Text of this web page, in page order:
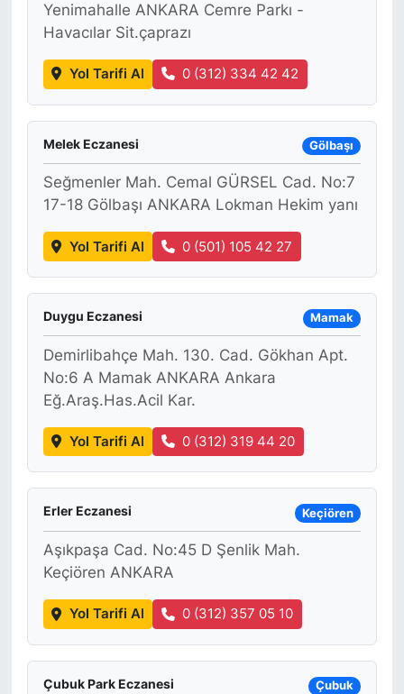
Yenimahalle ANKARA Cemre Parkı -
Havacılar Sit.çaprazı
Yol Tarifi Al 0 (312) 334 42 42
Melek Eczanesi Gölbaşı
Seğmenler Mah. Cemal GÜRSEL Cad. No:7
17-18 Gölbaşı ANKARA Lokman Hekim yanı
Yol Tarifi Al 0 (501) 105 42 27
Duygu Eczanesi Mamak
Demirlibahçe Mah. 130. Cad. Gökhan Apt.
No:6 A Mamak ANKARA Ankara
Eğ.Araş.Has.Acil Kar.
Yol Tarifi Al 0 (312) 319 44 20
Erler Eczanesi Keçiören
Aşıkpaşa Cad. No:45 D Şenlik Mah.
Keçiören ANKARA
Yol Tarifi Al 0 (312) 357 05 10
Çubuk Park Eczanesi Çubuk